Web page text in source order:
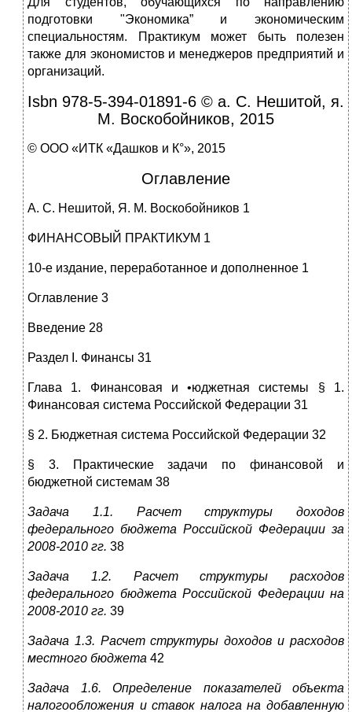
подготовки "Эко­номика” и экономическим
специальностям. Практикум может быть полезен
также для экономистов и менеджеров предприятий и
орга­низаций.
Isbn 978-5-394-01891-6 © а. С. Нешитой, я.
М. Воскобойников, 2015
© ООО «ИТК «Дашков и К°», 2015
Оглавление
А. С. Нешитой, Я. М. Воскобойников 1
ФИНАНСОВЫЙ ПРАКТИКУМ 1
10-е издание, переработанное и дополненное 1
Оглавление 3
Введение 28
Раздел I. Финансы 31
Глава 1. Финансовая и •юджетная системы § 1.
Финансовая система Российской Федерации 31
§ 2. Бюджетная система Российской Федерации 32
§ 3. Практические задачи по финансовой и
бюджетной системам 38
Задача 1.1. Расчет структуры доходов
федерального бюджета Российской Федерации за
2008-2010 гг. 38
Задача 1.2. Расчет структуры расходов
федерального бюджета Российской Федерации на
2008-2010 гг. 39
Задача 1.3. Расчет структуры доходов и расходов
местного бюджета 42
Задача 1.6. Определение показателей объекта
налогообложения и ставок налога на добавленную